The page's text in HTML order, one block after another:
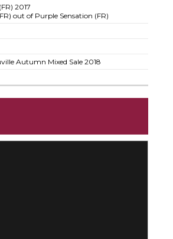
2017
out of Purple Sensation (FR)
Autumn Mixed Sale 2018